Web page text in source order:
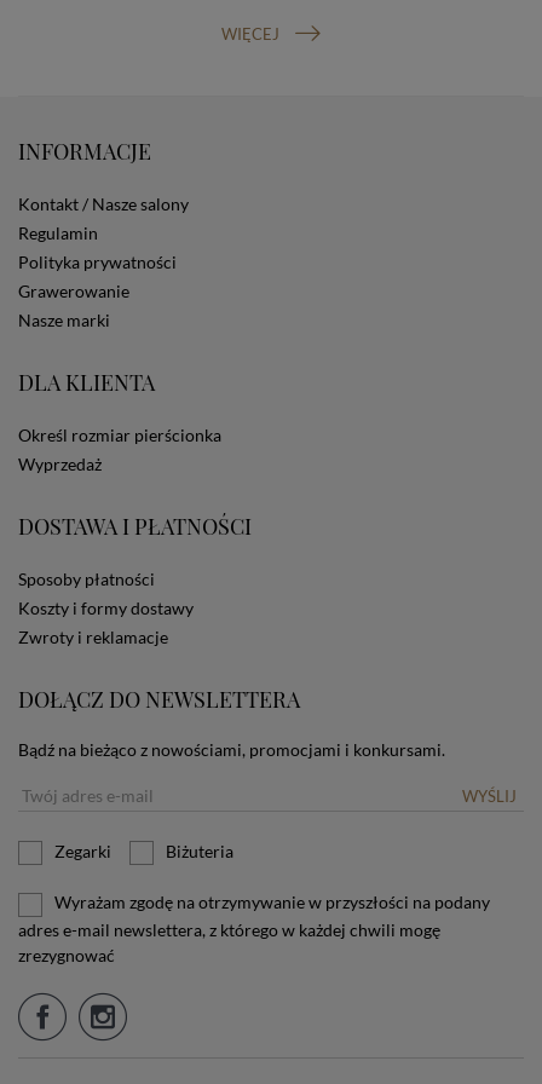
osobowych (masz prawo cofnięcia zgody na
przetwarzanie danych w dowolnym momencie;
Informacja o dobrowolności podania danych
nie podasz danych, nie będziesz mógł przeglądać
zawartości naszej strony
Zautomatyzowane podejmowanie decyzji
Na stronie Sklepu są wykorzystywane pliki cookies.
wygody wszystkich użytkowników (w tym Kupujących)
preferencji i ustawień na stronie, zbieranie
portale społecznościowe, np. Facebook). Korzystanie
ze Sklepu bez zmiany ustawień w przeglądarce
zamieszczane w urządzeniu końcowym każdego
użytkownika. Jeżeli użytkownik nie wyraża zgody na
ustawienia swojej przeglądarki.
informacji o plikach cookies.
WIĘCEJ
INFORMACJE
Kontakt / Nasze salony
Regulamin
Polityka prywatności
Grawerowanie
Nasze marki
DLA KLIENTA
Określ rozmiar pierścionka
Wyprzedaż
DOSTAWA I PŁATNOŚCI
Sposoby płatności
Koszty i formy dostawy
Zwroty i reklamacje
DOŁĄCZ DO NEWSLETTERA
Bądź na bieżąco z nowościami, promocjami i konkursami.
WYŚLIJ
Zegarki Biżuteria
Wyrażam zgodę na otrzymywanie w przyszłości na podany
adres e-mail newslettera, z którego w każdej chwili mogę
zrezygnować